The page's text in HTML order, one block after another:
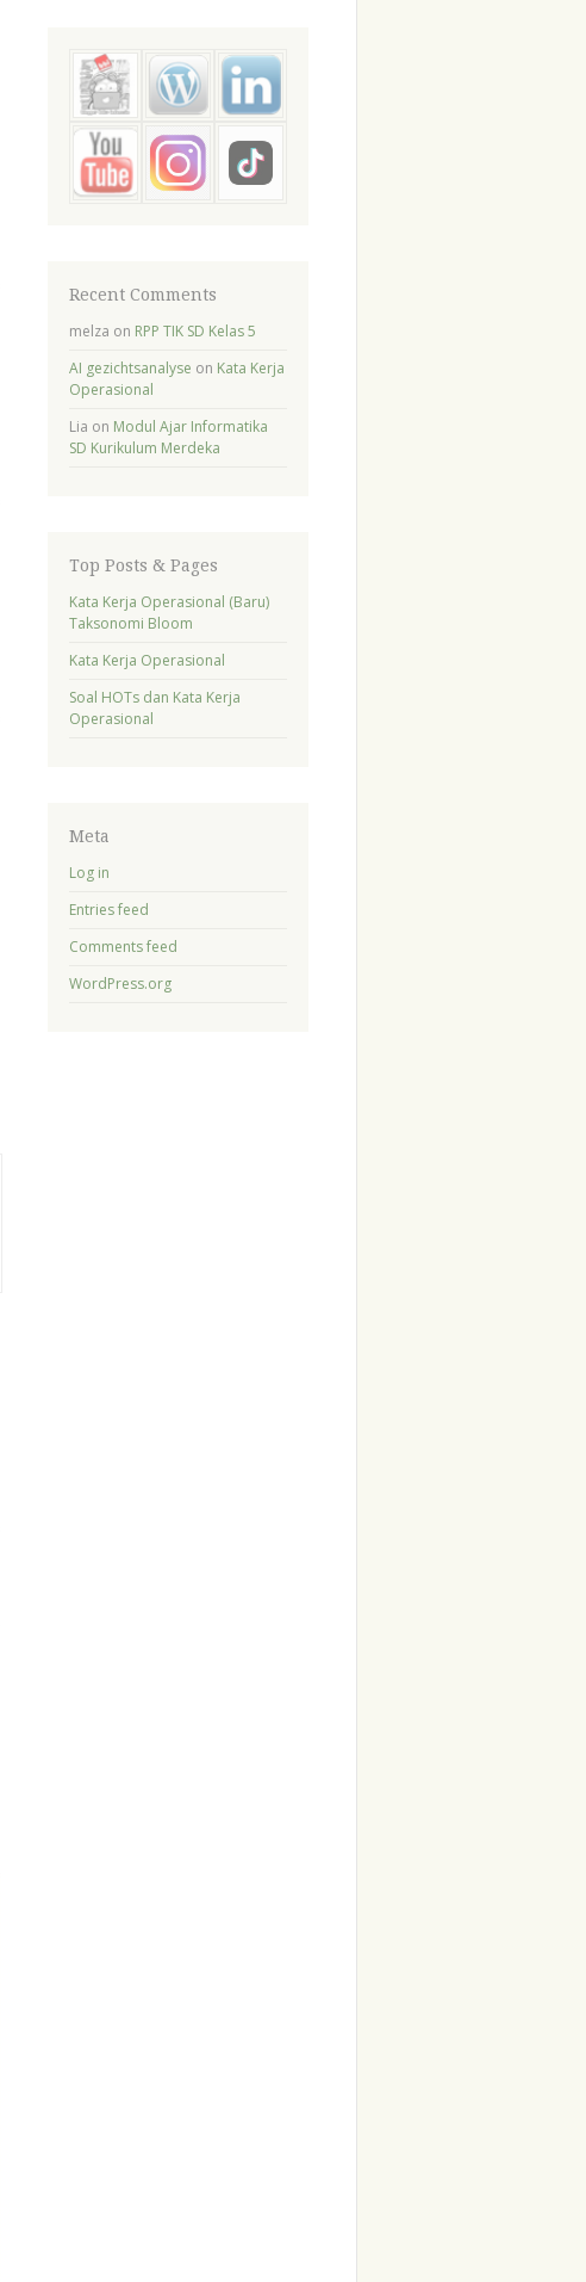
Recent Comments
melza on RPP TIK SD Kelas 5
AI gezichtsanalyse on Kata Kerja
Operasional
Lia on Modul Ajar Informatika
SD Kurikulum Merdeka
Top Posts & Pages
Kata Kerja Operasional (Baru)
Taksonomi Bloom
Kata Kerja Operasional
Soal HOTs dan Kata Kerja
Operasional
Meta
Log in
Entries feed
Comments feed
WordPress.org